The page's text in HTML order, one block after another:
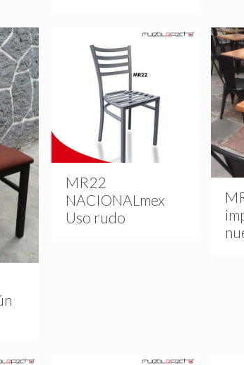
MR22
NACIONALmex
Uso rudo